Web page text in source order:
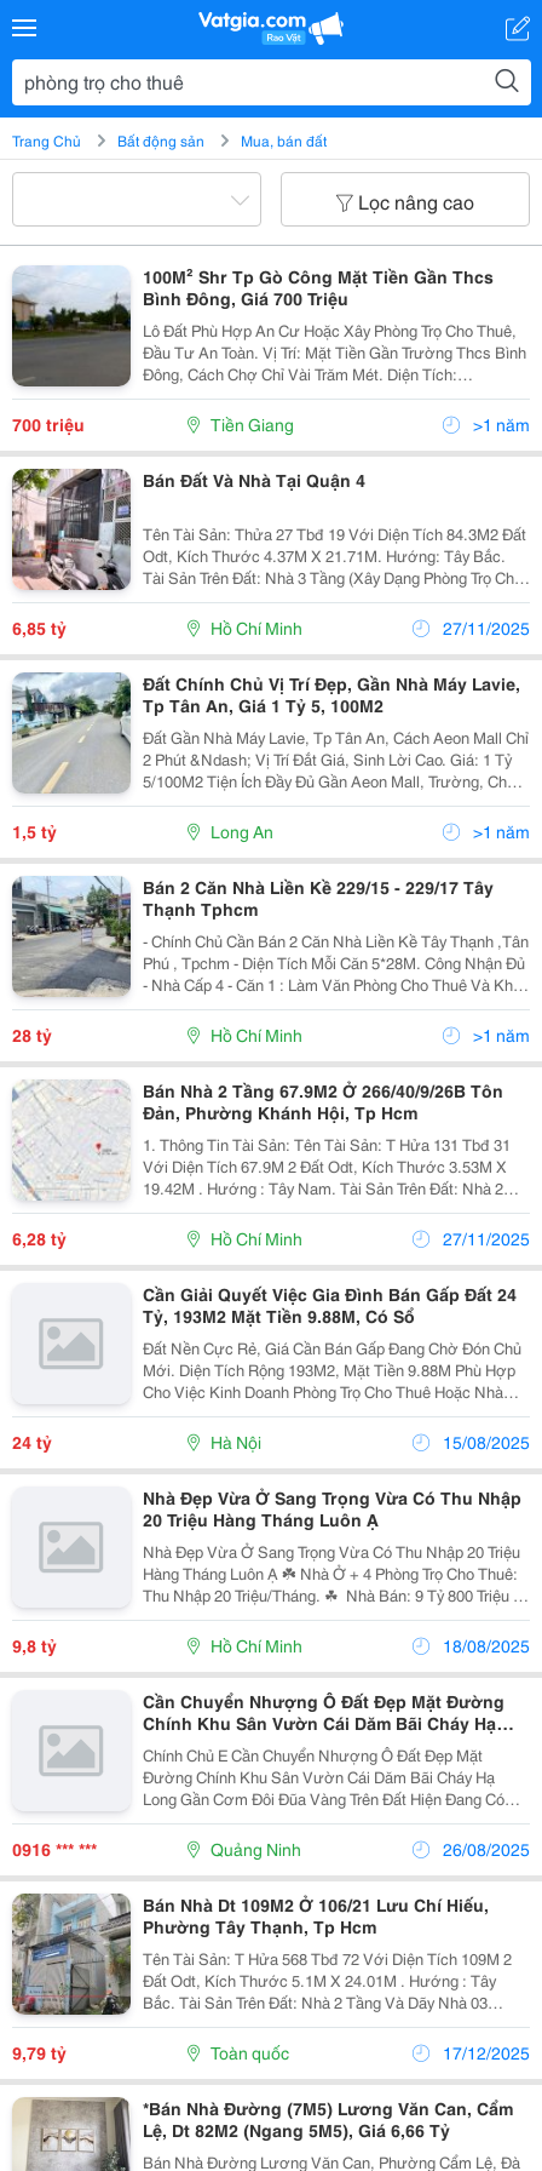
Trang Chủ Bất động sản Mua, bán đất
Lọc nâng cao
100M² Shr Tp Gò Công Mặt Tiền Gần Thcs
Bình Đông, Giá 700 Triệu
Lô Đất Phù Hợp An Cư Hoặc Xây Phòng Trọ Cho Thuê,
Đầu Tư An Toàn. Vị Trí: Mặt Tiền Gần Trường Thcs Bình
Đông, Cách Chợ Chỉ Vài Trăm Mét. Diện Tích:
100M&Sup2;, Không Dính Lộ Giới. Pháp Lý: Sổ Hồng
Riêng. Tiện Ích Xung Quanh: Trường Học, Ubnd,...
700 triệu Tiền Giang >1 năm
Bán Đất Và Nhà Tại Quận 4
Tên Tài Sản: Thửa 27 Tbđ 19 Với Diện Tích 84.3M2 Đất
Odt, Kích Thước 4.37M X 21.71M. Hướng: Tây Bắc.
Tài Sản Trên Đất: Nhà 3 Tầng (Xây Dạng Phòng Trọ Cho
Thuê). Dtsd: 144.62M2 Hồ Sơ Pháp Lý: Gcn Quyền Sử
Dụng Đất Đầy Đủ. Vị Trí Tài Sản: Tài Sản...
6,85 tỷ Hồ Chí Minh 27/11/2025
Đất Chính Chủ Vị Trí Đẹp, Gần Nhà Máy Lavie,
Tp Tân An, Giá 1 Tỷ 5, 100M2
Đất Gần Nhà Máy Lavie, Tp Tân An, Cách Aeon Mall Chỉ
2 Phút &Ndash; Vị Trí Đắt Giá, Sinh Lời Cao. Giá: 1 Tỷ
5/100M2 Tiện Ích Đầy Đủ Gần Aeon Mall, Trường, Chợ,
Khu Công Nghiệp, Ubnd. Thích Hợp Làm Nhà Ở, Phòng
Trọ, Cho Thuê. Hạ Tầng...
1,5 tỷ Long An >1 năm
Bán 2 Căn Nhà Liền Kề 229/15 - 229/17 Tây
Thạnh Tphcm
- Chính Chủ Cần Bán 2 Căn Nhà Liền Kề Tây Thạnh ,Tân
Phú , Tpchm - Diện Tích Mỗi Căn 5*28M. Công Nhận Đủ
- Nhà Cấp 4 - Căn 1 : Làm Văn Phòng Cho Thuê Và Kho -
Căn 2 : Đang Làm Dãy Phòng Trọ Cho Thuê - Giá Đang
Cho Thuê : 20 Triệu/Tháng/Căn...
28 tỷ Hồ Chí Minh >1 năm
Bán Nhà 2 Tầng 67.9M2 Ở 266/40/9/26B Tôn
Đản, Phường Khánh Hội, Tp Hcm
1. Thông Tin Tài Sản: Tên Tài Sản: T Hửa 131 Tbđ 31
Với Diện Tích 67.9M 2 Đất Odt, Kích Thước 3.53M X
19.42M . Hướng : Tây Nam. Tài Sản Trên Đất: Nhà 2
Tầng (Xây Dạng Phòng Trọ Cho Thuê). Dtsd: 75.5M 2 Hồ
Sơ Pháp Lý: Gcn Quyền Sử Dụng Đất Đầy...
6,28 tỷ Hồ Chí Minh 27/11/2025
Cần Giải Quyết Việc Gia Đình Bán Gấp Đất 24
Tỷ, 193M2 Mặt Tiền 9.88M, Có Sổ
Đất Nền Cực Rẻ, Giá Cần Bán Gấp Đang Chờ Đón Chủ
Mới. Diện Tích Rộng 193M2, Mặt Tiền 9.88M Phù Hợp
Cho Việc Kinh Doanh Phòng Trọ Cho Thuê Hoặc Nhà
Nghỉ. Ngõ Vào 3M Thoải Mái Cho Xe Cộ Qua Lại. Pháp
Lý Đầy Đủ, Sổ Đỏ Sẵn Sàng. Giá Chỉ 24 Tỷ Vnd, Cực
24 tỷ Hà Nội 15/08/2025
Nhà Đẹp Vừa Ở Sang Trọng Vừa Có Thu Nhập
20 Triệu Hàng Tháng Luôn Ạ
Nhà Đẹp Vừa Ở Sang Trọng Vừa Có Thu Nhập 20 Triệu
Hàng Tháng Luôn Ạ ☘️ Nhà Ở + 4 Phòng Trọ Cho Thuê:
Thu Nhập 20 Triệu/Tháng. ☘ ️ Nhà Bán: 9 Tỷ 800 Triệu -
6Mx25M ☘️ Vị Trí: Đường Nhựa 6M, Trung Mỹ Tây, Q12
☘️ Diện Tích: 6Mx25M ☘️ Thiết Kế:...
9,8 tỷ Hồ Chí Minh 18/08/2025
Cần Chuyển Nhượng Ô Đất Đẹp Mặt Đường
Chính Khu Sân Vườn Cái Dăm Bãi Cháy Hạ
Long Gần Cơm Đôi Đũa Vàng
Chính Chủ E Cần Chuyển Nhượng Ô Đất Đẹp Mặt
Đường Chính Khu Sân Vườn Cái Dăm Bãi Cháy Hạ
Long Gần Cơm Đôi Đũa Vàng Trên Đất Hiện Đang Có
Nhà Cấp 4 Và Phòng Trọ Cho Thuê Dòng Tiền Ổn Định
=≫ Ngay Gần Các Trường Học Cấp 1,2,3 Bãi Cháy, Mầm
0916 *** *** Quảng Ninh 26/08/2025
Bán Nhà Dt 109M2 Ở 106/21 Lưu Chí Hiếu,
Phường Tây Thạnh, Tp Hcm
Tên Tài Sản: T Hửa 568 Tbđ 72 Với Diện Tích 109M 2
Đất Odt, Kích Thước 5.1M X 24.01M . Hướng : Tây
Bắc. Tài Sản Trên Đất: Nhà 2 Tầng Và Dãy Nhà 03
Phòng Trọ Cho Thuê. Dtxd: 76.64M 2 ; Dtsd: 166.8M 2
Hồ Sơ Pháp Lý: Gcn Quyền Sử Dụng Đất Đầy Đủ. ...
9,79 tỷ Toàn quốc 17/12/2025
*Bán Nhà Đường (7M5) Lương Văn Can, Cẩm
Lệ, Dt 82M2 (Ngang 5M5), Giá 6,66 Tỷ
Bán Nhà Đường Lương Văn Can, Phường Cẩm Lệ, Đà